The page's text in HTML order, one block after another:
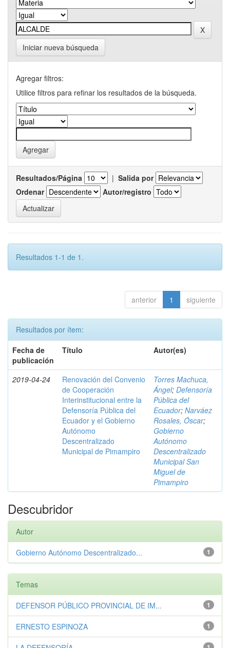
Iniciar nueva búsqueda
Agregar filtros:
Utilice filtros para refinar los resultados de la búsqueda.
Resultados/Página | Salida por
Ordenar
Autor/registro
Resultados 1-1 de 1.
anterior 1 siguiente
Resultados por ítem:
Fecha de
publicación
Título Autor(es)
2019-04-24
Renovación del Convenio
de Cooperación
Interinstitucional entre la
Defensoría Pública del
Ecuador y el Gobierno
Autónomo
Descentralizado
Municipal de Pimampiro
Torres Machuca,
Ángel; Defensoría
Pública del
Ecuador; Narváez
Rosales, Óscar;
Gobierno
Autónomo
Descentralizado
Municipal San
Miguel de
Pimampiro
Descubridor
Autor
1
Gobierno Autónomo Descentralizado...
Temas
1
DEFENSOR PÚBLICO PROVINCIAL DE IM...
1
ERNESTO ESPINOZA